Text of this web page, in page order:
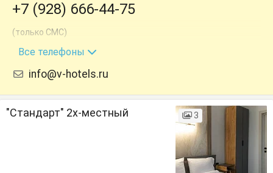
+7 (928) 666-44-75
(только СМС)
+7 (938) 494-44-75
Все телефоны
info@v-hotels.ru
"Стандарт" 2х-местный 3